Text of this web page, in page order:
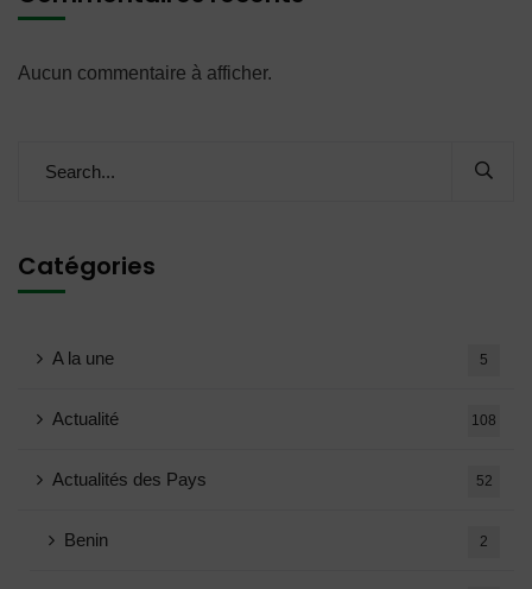
Aucun commentaire à afficher.
Catégories
A la une 5
Actualité 108
Actualités des Pays 52
Benin 2